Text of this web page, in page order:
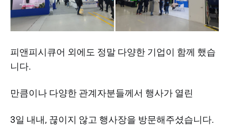
피앤피시큐어 외에도 정말 다양한 기업이 함께 했습
니다.
만큼이나 다양한 관계자분들께서 행사가 열린
3일 내내, 끊이지 않고 행사장을 방문해주셨습니다.